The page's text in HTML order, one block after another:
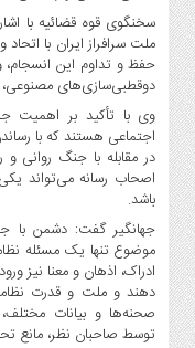
ملت سرافراز ایران با اتحاد
حفظ و تداوم این انسجام،
دوقطبی‌سازی‌های مصنوعی،
وی با تأکید بر اهمیت
اجتماعی هستند که با
در مقابله با جنگ روانی
اصحاب رسانه می‌تواند
باشد.
جهانگیر گفت: دشمن با
موضوع تنها یک مسئله
ادراک، اذهان و معنا نیز
دهند و ملت و قدرت
صحنه‌ها و بیانات
توسط صاحبان نظر، مانع